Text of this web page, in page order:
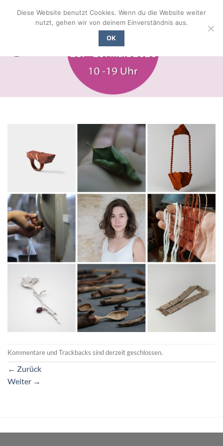
Inhalt
Kommentare und Trackbacks sind derzeit geschlossen.
← Zurück
Weiter →
Diese Website benutzt Cookies. Wenn du die Website weiter
nutzt, gehen wir von deinem Einverständnis aus.
OK